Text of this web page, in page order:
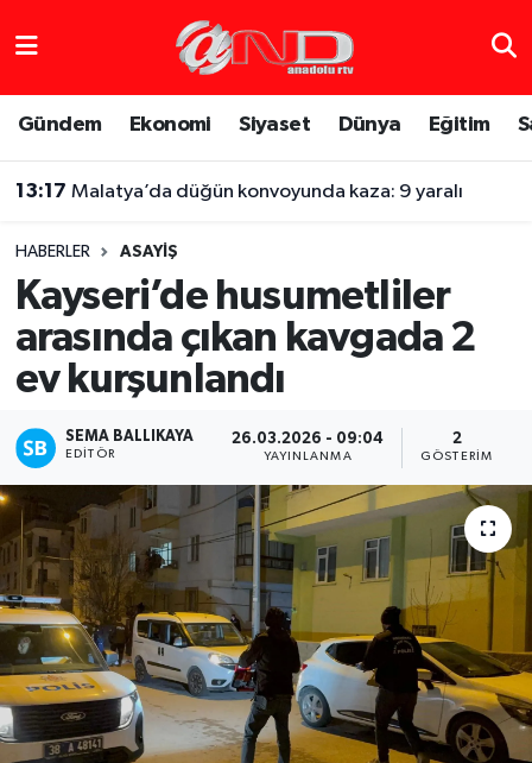
Gündem Ekonomi Siyaset Dünya Eğitim
13:17 Malatya’da düğün konvoyunda kaza: 9 yaralı
HABERLER ASAYIŞ
Kayseri’de husumetliler
arasında çıkan kavgada 2
ev kurşunlandı
SEMA BALLIKAYA
EDITÖR
26.03.2026 - 09:04
YAYINLANMA
2
GÖSTERIM
Ekonomi
Gündem
Sağlık
Siyaset
Spor
Teknoloji
Yaşam
Yeme & İçme
Son Dakika Haberleri
Haber Arşivi